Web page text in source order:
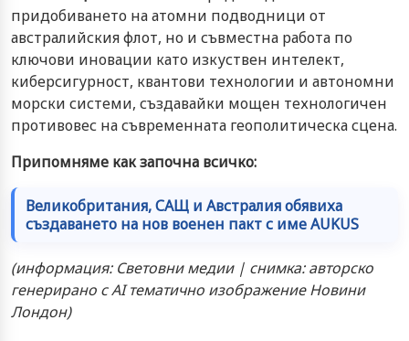
придобиването на атомни подводници от
австралийския флот, но и съвместна работа по
ключови иновации като изкуствен интелект,
киберсигурност, квантови технологии и автономни
морски системи, създавайки мощен технологичен
противовес на съвременната геополитическа сцена.
Припомняме как започна всичко:
Великобритания, САЩ и Австралия обявиха
създаването на нов военен пакт с име AUKUS
(информация: Световни медии | снимка: авторско
генерирано с AI тематично изображение Новини
Лондон)